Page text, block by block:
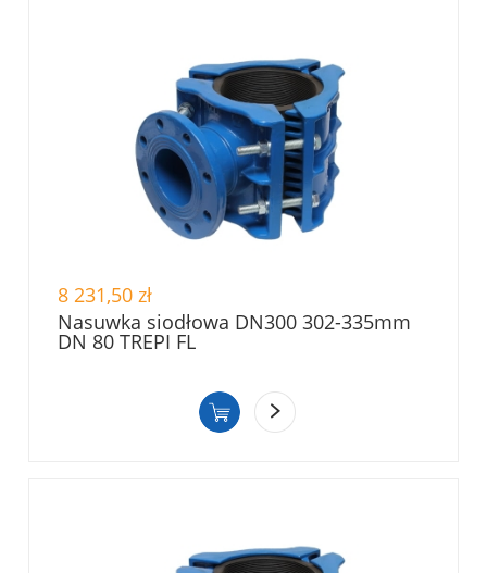
8 231,50 zł
Nasuwka siodłowa DN300 302-335mm
DN 80 TREPI FL